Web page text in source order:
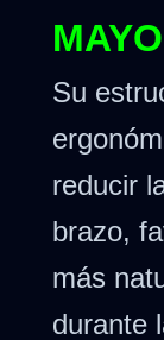
Su
reducir
brazo,
más
durante